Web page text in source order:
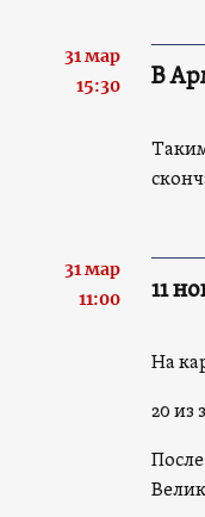
31 мар
15:30
В
31 мар
11:00
11
На
20 из